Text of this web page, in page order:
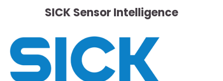
SICK Sensor Intelligence